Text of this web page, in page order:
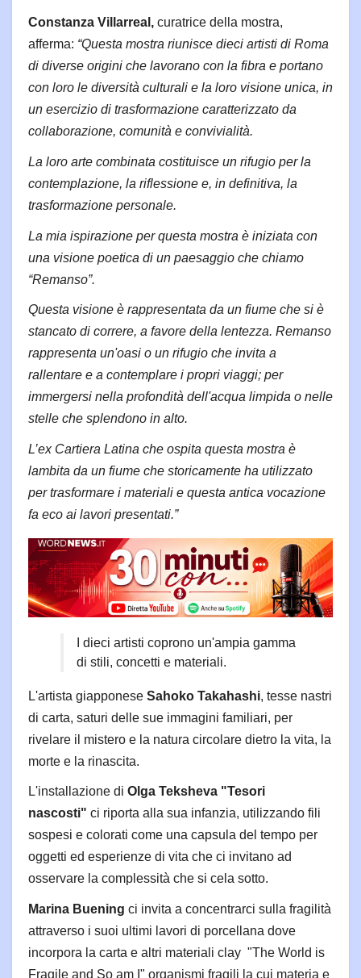
Constanza Villarreal, curatrice della mostra,
afferma: “Questa mostra riunisce dieci artisti di Roma
di diverse origini che lavorano con la fibra e portano
con loro le diversità culturali e la loro visione unica, in
un esercizio di trasformazione caratterizzato da
collaborazione, comunità e convivialità.
La loro arte combinata costituisce un rifugio per la
contemplazione, la riflessione e, in definitiva, la
trasformazione personale.
La mia ispirazione per questa mostra è iniziata con
una visione poetica di un paesaggio che chiamo
“Remanso”.
Questa visione è rappresentata da un fiume che si è
stancato di correre, a favore della lentezza. Remanso
rappresenta un'oasi o un rifugio che invita a
rallentare e a contemplare i propri viaggi; per
immergersi nella profondità dell'acqua limpida o nelle
stelle che splendono in alto.
L’ex Cartiera Latina che ospita questa mostra è
lambita da un fiume che storicamente ha utilizzato
per trasformare i materiali e questa antica vocazione
fa eco ai lavori presentati.”
I dieci artisti coprono un'ampia gamma
di stili, concetti e materiali.
L'artista giapponese Sahoko Takahashi, tesse nastri
di carta, saturi delle sue immagini familiari, per
rivelare il mistero e la natura circolare dietro la vita, la
morte e la rinascita.
L'installazione di Olga Teksheva "Tesori
nascosti" ci riporta alla sua infanzia, utilizzando fili
sospesi e colorati come una capsula del tempo per
oggetti ed esperienze di vita che ci invitano ad
osservare la complessità che si cela sotto.
Marina Buening ci invita a concentrarci sulla fragilità
attraverso i suoi ultimi lavori di porcellana dove
incorpora la carta e altri materiali clay "The World is
Fragile and So am I" organismi fragili la cui materia e